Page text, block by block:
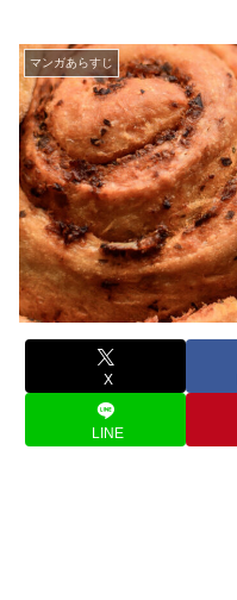
マンガあらすじ
X
LINE